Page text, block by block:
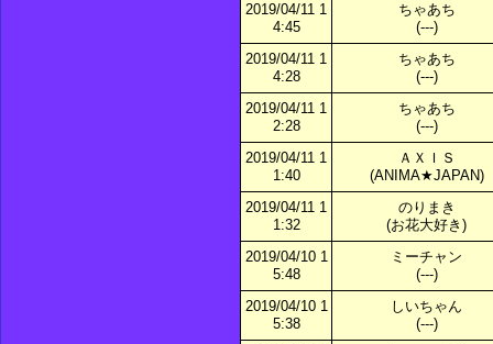
2019/04/11 1
4:45
ちゃあち
(---)
2019/04/11 1
4:28
ちゃあち
(---)
2019/04/11 1
2:28
ちゃあち
(---)
2019/04/11 1
1:40
ＡＸＩＳ
(ANIMA★JAPAN)
2019/04/11 1
1:32
のりまき
(お花大好き)
2019/04/10 1
5:48
ミーチャン
(---)
2019/04/10 1
5:38
しいちゃん
(---)